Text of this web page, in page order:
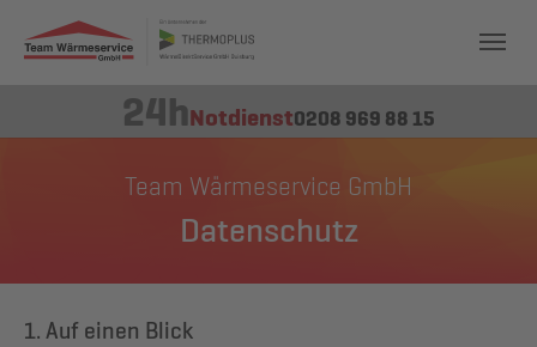
24hNotdienst0208 969 88 15
Team Wärmeservice GmbH
Datenschutz
1. Auf einen Blick